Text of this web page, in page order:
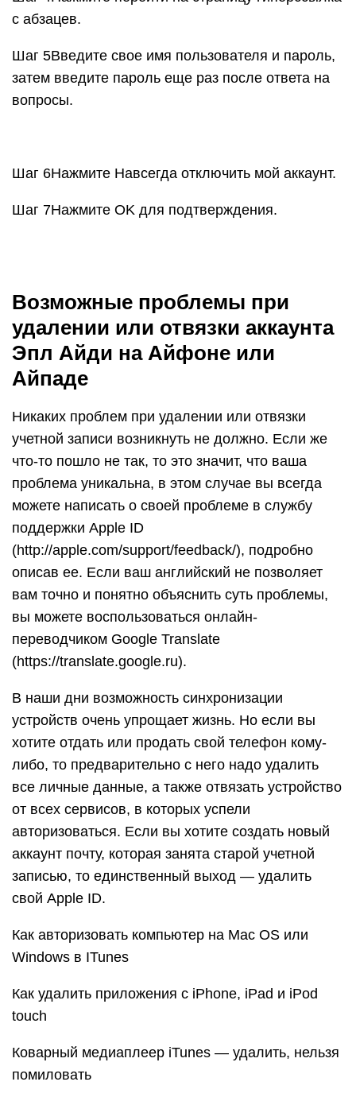
с абзацев.
Шаг 5Введите свое имя пользователя и пароль,
затем введите пароль еще раз после ответа на
вопросы.
Шаг 6Нажмите Навсегда отключить мой аккаунт.
Шаг 7Нажмите OK для подтверждения.
Возможные проблемы при
удалении или отвязки аккаунта
Эпл Айди на Айфоне или
Айпаде
Никаких проблем при удалении или отвязки
учетной записи возникнуть не должно. Если же
что-то пошло не так, то это значит, что ваша
проблема уникальна, в этом случае вы всегда
можете написать о своей проблеме в службу
поддержки Apple ID
(http://apple.com/support/feedback/), подробно
описав ее. Если ваш английский не позволяет
вам точно и понятно объяснить суть проблемы,
вы можете воспользоваться онлайн-
переводчиком Google Translate
(https://translate.google.ru).
В наши дни возможность синхронизации
устройств очень упрощает жизнь. Но если вы
хотите отдать или продать свой телефон кому-
либо, то предварительно с него надо удалить
все личные данные, а также отвязать устройство
от всех сервисов, в которых успели
авторизоваться. Если вы хотите создать новый
аккаунт почту, которая занята старой учетной
записью, то единственный выход — удалить
свой Apple ID.
Как авторизовать компьютер на Mac OS или
Windows в ITunes
Как удалить приложения с iPhone, iPad и iPod
touch
Коварный медиаплеер iTunes — удалить, нельзя
помиловать